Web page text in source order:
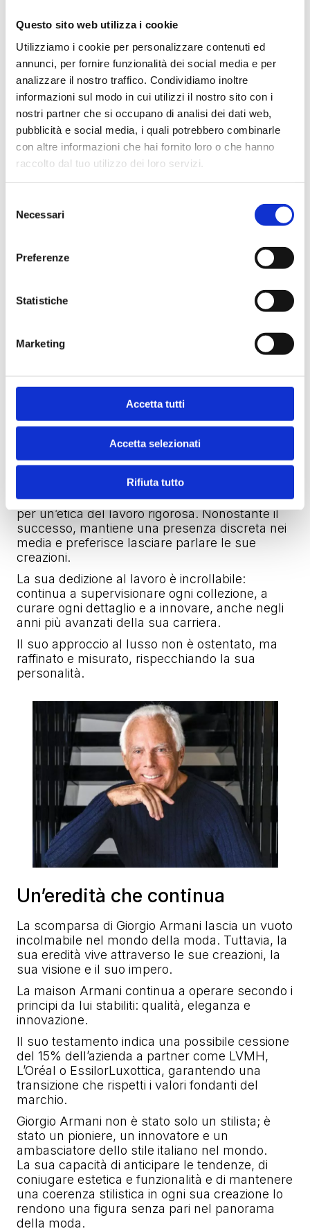
Questo sito web utilizza i cookie
Utilizziamo i cookie per personalizzare contenuti ed
annunci, per fornire funzionalità dei social media e per
analizzare il nostro traffico. Condividiamo inoltre
informazioni sul modo in cui utilizzi il nostro sito con i
nostri partner che si occupano di analisi dei dati web,
pubblicità e social media, i quali potrebbero combinarle
con altre informazioni che hai fornito loro o che hanno
raccolto dal tuo utilizzo dei loro servizi.
delNecessari
Preferenze
Statistiche
Marketing
Accetta tutti
Accetta selezionati
Rifiuta tutto
Un impero che va oltre la moda
un universo.
Armani, lancia Armani Privé, una collezione
haute couture che esprime la sua visione più
Espande il suo brand in ambiti come
l’arredamento con Armani Casa, la ristorazione
Dubai e Milano, e lo sport con la squadra di
basket Olimpia Milano.
Ogni progetto riflette la sua estetica minimalista
e la sua attenzione al dettaglio, trasformando il
marchio in un simbolo di stile di vita.
Il potere della discrezione e
l’etica del lavoro
Armani è noto per la sua vita privata riservata e
per un’etica del lavoro rigorosa. Nonostante il
successo, mantiene una presenza discreta nei
media e preferisce lasciare parlare le sue
creazioni.
La sua dedizione al lavoro è incrollabile:
continua a supervisionare ogni collezione, a
curare ogni dettaglio e a innovare, anche negli
anni più avanzati della sua carriera.
Il suo approccio al lusso non è ostentato, ma
raffinato e misurato, rispecchiando la sua
personalità.
Un’eredità che continua
La scomparsa di Giorgio Armani lascia un vuoto
incolmabile nel mondo della moda. Tuttavia, la
sua eredità vive attraverso le sue creazioni, la
sua visione e il suo impero.
La maison Armani continua a operare secondo i
principi da lui stabiliti: qualità, eleganza e
innovazione.
Il suo testamento indica una possibile cessione
del 15% dell’azienda a partner come LVMH,
L’Oréal o EssilorLuxottica, garantendo una
transizione che rispetti i valori fondanti del
marchio.
Giorgio Armani non è stato solo un stilista; è
stato un pioniere, un innovatore e un
ambasciatore dello stile italiano nel mondo.
La sua capacità di anticipare le tendenze, di
coniugare estetica e funzionalità e di mantenere
una coerenza stilistica in ogni sua creazione lo
rendono una figura senza pari nel panorama
della moda.